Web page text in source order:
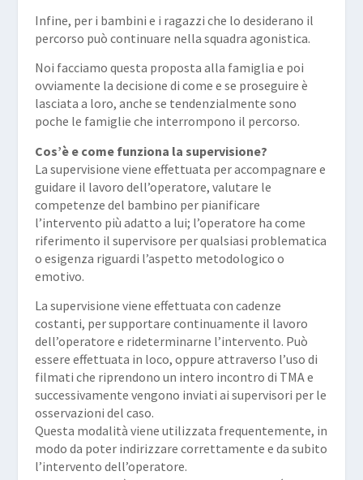
Infine, per i bambini e i ragazzi che lo desiderano il
percorso può continuare nella squadra agonistica.
Noi facciamo questa proposta alla famiglia e poi
ovviamente la decisione di come e se proseguire è
lasciata a loro, anche se tendenzialmente sono
poche le famiglie che interrompono il percorso.
Cos’è e come funziona la supervisione?
La supervisione viene effettuata per accompagnare e
guidare il lavoro dell’operatore, valutare le
competenze del bambino per pianificare
l’intervento più adatto a lui; l’operatore ha come
riferimento il supervisore per qualsiasi problematica
o esigenza riguardi l’aspetto metodologico o
emotivo.
La supervisione viene effettuata con cadenze
costanti, per supportare continuamente il lavoro
dell’operatore e rideterminarne l’intervento. Può
essere effettuata in loco, oppure attraverso l’uso di
filmati che riprendono un intero incontro di TMA e
successivamente vengono inviati ai supervisori per le
osservazioni del caso.
Questa modalità viene utilizzata frequentemente, in
modo da poter indirizzare correttamente e da subito
l’intervento dell’operatore.